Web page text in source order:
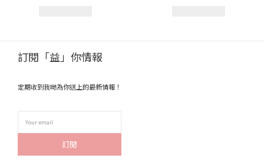
訂閱「益」你情報
定期收到我哋為你送上的最新情報！
訂閱